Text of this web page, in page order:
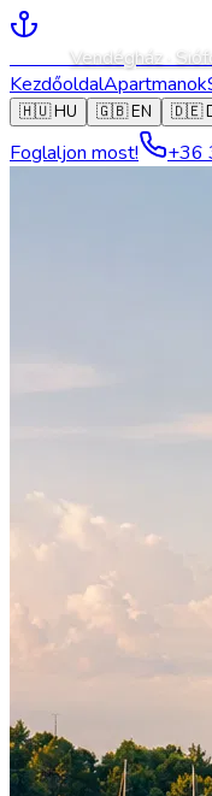
Vendégház ·
KezdőoldalApartmanok
🇭🇺HU 🇬🇧EN 🇩🇪
Foglaljon most! +36